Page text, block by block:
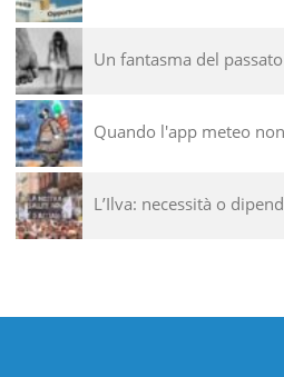
Un fantasma del
Quando l'app meteo
L’Ilva: necessità o